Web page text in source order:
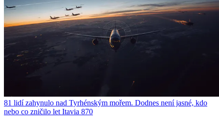
81 lidí zahynulo nad Tyrhénským mořem. Dodnes není jasné, kdo
nebo co zničilo let Itavia 870